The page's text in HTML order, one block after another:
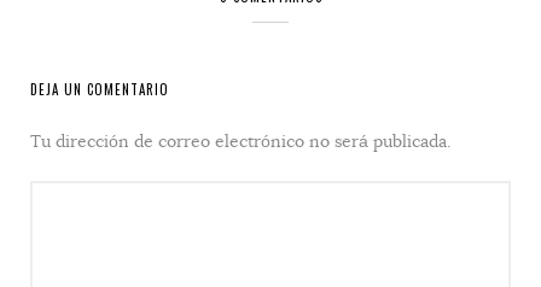
DEJA UN COMENTARIO
Tu dirección de correo electrónico no será publicada.